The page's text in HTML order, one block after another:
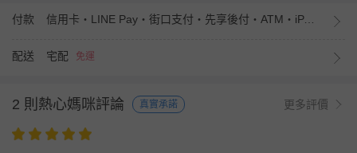
付款 信用卡・LINE Pay・街口支付・先享後付・ATM・iPASS MONEY
配送 宅配 免運
2 則熱心媽咪評論 真實承諾 更多評價